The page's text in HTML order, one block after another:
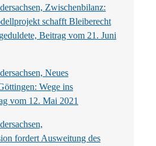
Zwischenbilanz:
schafft Bleiberecht
Beitrag vom 21. Juni
Neues
Wege ins
vom 12. Mai 2021
fordert Ausweitung des